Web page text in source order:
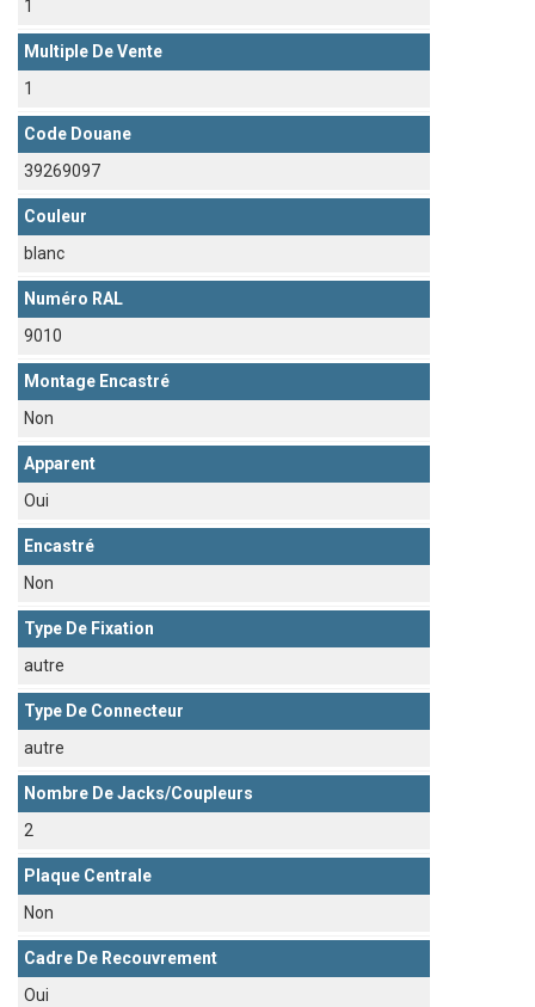
1
Multiple De Vente
1
Code Douane
39269097
Couleur
blanc
Numéro RAL
9010
Montage Encastré
Non
Apparent
Oui
Encastré
Non
Type De Fixation
autre
Type De Connecteur
autre
Nombre De Jacks/coupleurs
2
Plaque Centrale
Non
Cadre De Recouvrement
Oui